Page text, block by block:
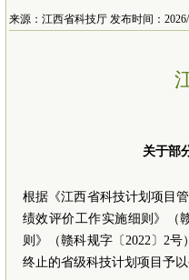
来源：江西省科技厅 发布时间：2026/
关于部
根据《江西省科技计划项目
绩效评价工作实施细则》（
则》（赣科规字〔2022〕2
终止的省级科技计划项目予